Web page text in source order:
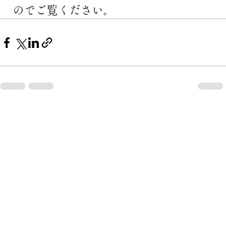
のでご覧ください。